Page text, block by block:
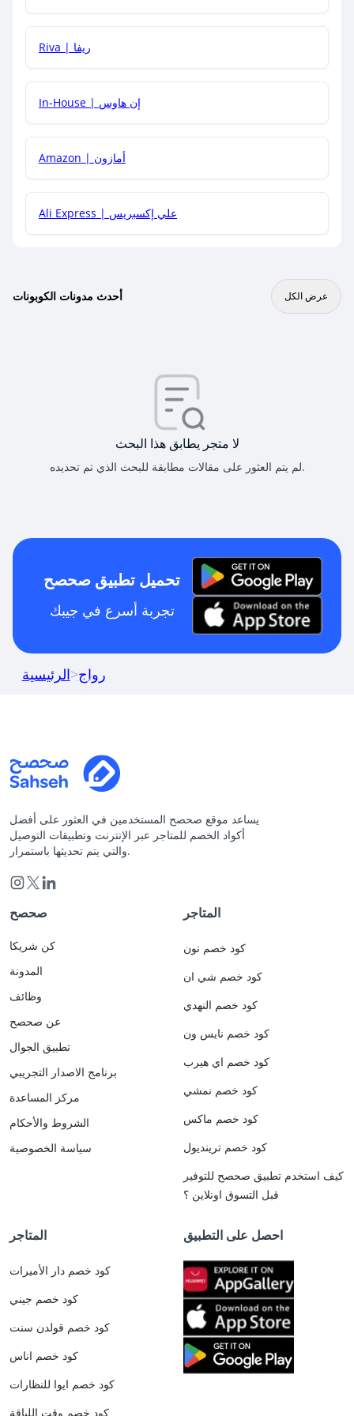
هل يمكنني جمع كود خصم مع العروض الأخرى؟
Riva | ريفا
In-House | إن هاوس
Amazon | أمازون
Ali Express | علي إكسبريس
أحدث مدونات الكوبونات عرض الكل
لا متجر يطابق هذا البحث
لم يتم العثور على مقالات مطابقة للبحث الذي تم تحديده.
تحميل تطبيق صحصح
تجربة أسرع في جيبك
الرئيسية>رواج
يساعد موقع صحصح المستخدمين في العثور على أفضل
أكواد الخصم للمتاجر عبر الإنترنت وتطبيقات التوصيل
والتي يتم تحديثها باستمرار.
صحصح
كن شريكا
المدونة
وظائف
عن صحصح
تطبيق الجوال
برنامج الاصدار التجريبي
مركز المساعدة
الشروط والأحكام
سياسة الخصوصية
المتاجر
كود خصم نون
كود خصم شي ان
كود خصم النهدي
كود خصم نايس ون
كود خصم اي هيرب
كود خصم نمشي
كود خصم ماكس
كود خصم ترينديول
كيف استخدم تطبيق صحصح للتوفير
قبل التسوق اونلاين ؟
المتاجر
كود خصم دار الأميرات
كود خصم جيني
كود خصم قولدن سنت
كود خصم اناس
كود خصم ايوا للنظارات
كود خصم وقت اللياقة
احصل على التطبيق